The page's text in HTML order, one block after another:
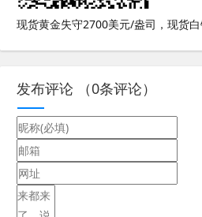
现货黄金失守2700美元/盎司，现货
发布评论 （0条评论）